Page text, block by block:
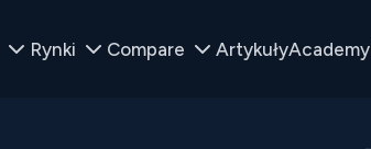
Rynki Compare ArtykułyAcademy